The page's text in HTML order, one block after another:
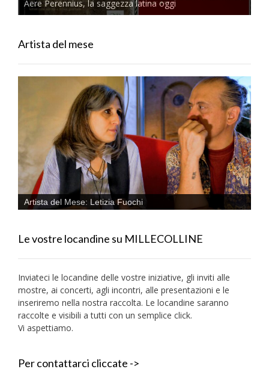
Aere Perennius, la saggezza latina oggi
Artista del mese
Artista del Mese: Letizia Fuochi
Le vostre locandine su MILLECOLLINE
Inviateci le locandine delle vostre iniziative, gli inviti alle
mostre, ai concerti, agli incontri, alle presentazioni e le
inseriremo nella nostra raccolta. Le locandine saranno
raccolte e visibili a tutti con un semplice click.
Vi aspettiamo.
Per contattarci cliccate ->